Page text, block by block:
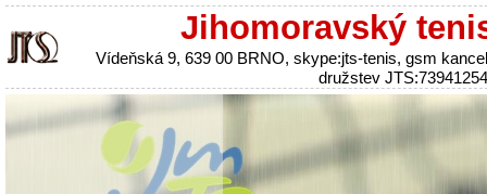
Jihomoravský
Vídeňská 9, 639 00 BRNO, skype:jts-tenis, gsm
družstev